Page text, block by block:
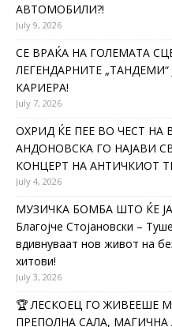
АВТОМОБИЛИ?!
July 9, 2026
СЕ ВРАЌА НА ГОЛЕМАТА
ЛЕГЕНДАРНИТЕ
КАРИЕРА!
July 7, 2026
ОХРИД ЌЕ ПЕЕ ВО ЧЕСТ НА
АНДОНОВСКА ГО НАЈАВИ
КОНЦЕРТ НА АНТИЧКИОТ
July 4, 2026
МУЗИЧКА БОМБА ШТО ЌЕ
Благојче Стојановски –
вдивнуваат нов живот на
хитови!
July 3, 2026
🏆 ЛЕСКОЕЦ ГО ЖИВЕЕШЕ
ПРЕПОЛНА САЛА,